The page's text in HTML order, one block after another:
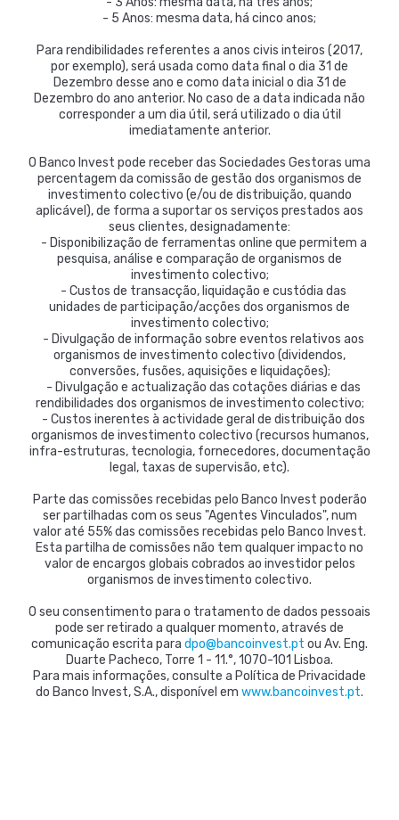
- 5 Anos: mesma data, há cinco anos;
Para rendibilidades referentes a anos civis inteiros (2017,
por exemplo), será usada como data final o dia 31 de
Dezembro desse ano e como data inicial o dia 31 de
Dezembro do ano anterior. No caso de a data indicada não
corresponder a um dia útil, será utilizado o dia útil
imediatamente anterior.
O Banco Invest pode receber das Sociedades Gestoras uma
percentagem da comissão de gestão dos organismos de
investimento colectivo (e/ou de distribuição, quando
aplicável), de forma a suportar os serviços prestados aos
seus clientes, designadamente:
- Disponibilização de ferramentas online que permitem a
pesquisa, análise e comparação de organismos de
investimento colectivo;
- Custos de transacção, liquidação e custódia das
unidades de participação/acções dos organismos de
investimento colectivo;
- Divulgação de informação sobre eventos relativos aos
organismos de investimento colectivo (dividendos,
conversões, fusões, aquisições e liquidações);
- Divulgação e actualização das cotações diárias e das
rendibilidades dos organismos de investimento colectivo;
- Custos inerentes à actividade geral de distribuição dos
organismos de investimento colectivo (recursos humanos,
infra-estruturas, tecnologia, fornecedores, documentação
legal, taxas de supervisão, etc).
Parte das comissões recebidas pelo Banco Invest poderão
ser partilhadas com os seus "Agentes Vinculados", num
valor até 55% das comissões recebidas pelo Banco Invest.
Esta partilha de comissões não tem qualquer impacto no
valor de encargos globais cobrados ao investidor pelos
organismos de investimento colectivo.
O seu consentimento para o tratamento de dados pessoais
pode ser retirado a qualquer momento, através de
comunicação escrita para dpo@bancoinvest.pt ou Av. Eng.
Duarte Pacheco, Torre 1 - 11.°, 1070-101 Lisboa.
Para mais informações, consulte a Política de Privacidade
do Banco Invest, S.A., disponível em www.bancoinvest.pt.